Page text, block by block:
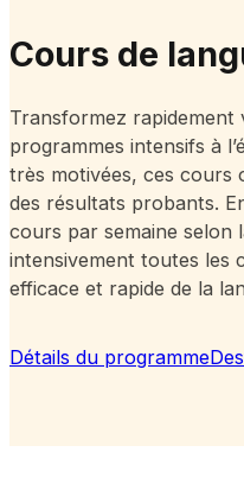
Cours de
Transformez rapidement
programmes intensifs à
très motivées, ces cours
des résultats probants.
cours par semaine selon
intensivement toutes les
efficace et rapide de la
Détails du programme